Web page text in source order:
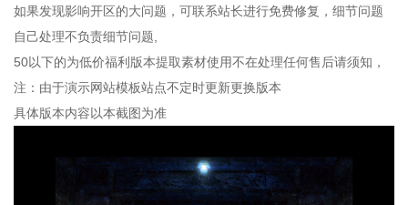
如果发现影响开区的大问题，可联系站长进行免费修复，细节问题
自己处理不负责细节问题,
50以下的为低价福利版本提取素材使用不在处理任何售后请须知，
注：由于演示网站模板站点不定时更新更换版本
具体版本内容以本截图为准